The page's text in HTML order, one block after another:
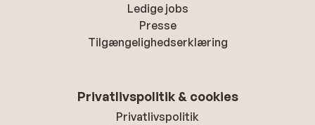
Ledige jobs
Presse
Tilgængelighedserklæring
Privatlivspolitik & cookies
Privatlivspolitik